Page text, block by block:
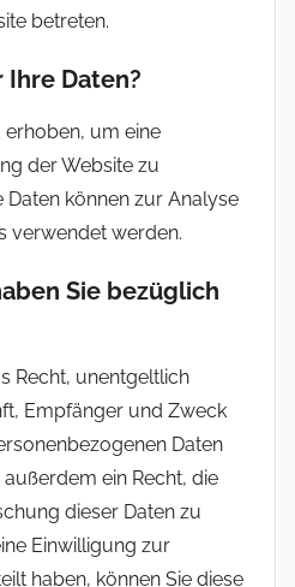
betreten.
Daten?
erhoben, um eine
der Website zu
können zur Analyse
verwendet werden.
Sie bezüglich
Recht, unentgeltlich
Empfänger und Zweck
Daten
ein Recht, die
dieser Daten zu
Einwilligung zur
haben, können Sie diese